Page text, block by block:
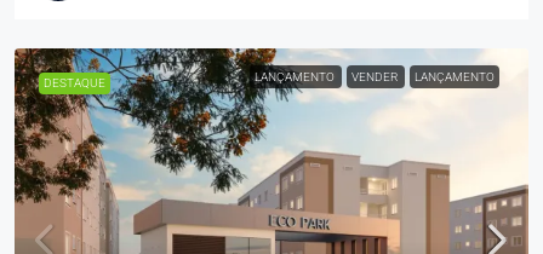
DESTAQUE LANÇAMENTO VENDER LANÇAMENTO